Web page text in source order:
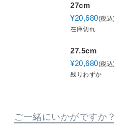
27cm
¥20,680 税込
在庫切れ
27.5cm
¥20,680 税込
残りわずか
ご一緒にいかがですか？